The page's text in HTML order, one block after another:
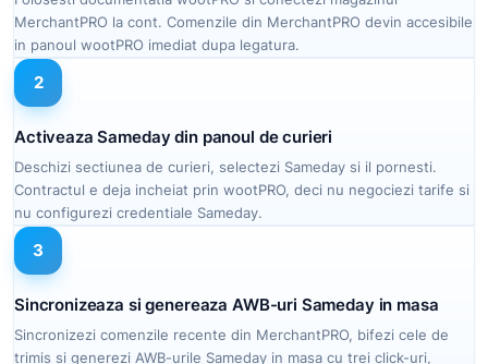
MerchantPRO la cont. Comenzile din MerchantPRO devin accesibile
in panoul wootPRO imediat dupa legatura.
2
Activeaza Sameday din panoul de curieri
Deschizi sectiunea de curieri, selectezi Sameday si il pornesti.
Contractul e deja incheiat prin wootPRO, deci nu negociezi tarife si
nu configurezi credentiale Sameday.
3
Sincronizeaza si genereaza AWB-uri Sameday in masa
Sincronizezi comenzile recente din MerchantPRO, bifezi cele de
trimis si generezi AWB-urile Sameday in masa cu trei click-uri,